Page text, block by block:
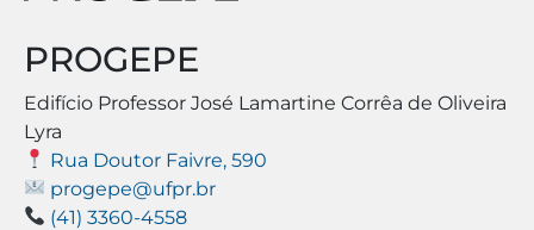
PROGEPE
Edifício Professor José Lamartine Corrêa de Oliveira
Lyra
Rua Doutor Faivre, 590
progepe@ufpr.br
(41) 3360-4558